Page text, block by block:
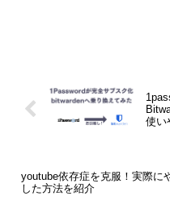
使い
youtube依存症を克服！実際に
した方法を紹介